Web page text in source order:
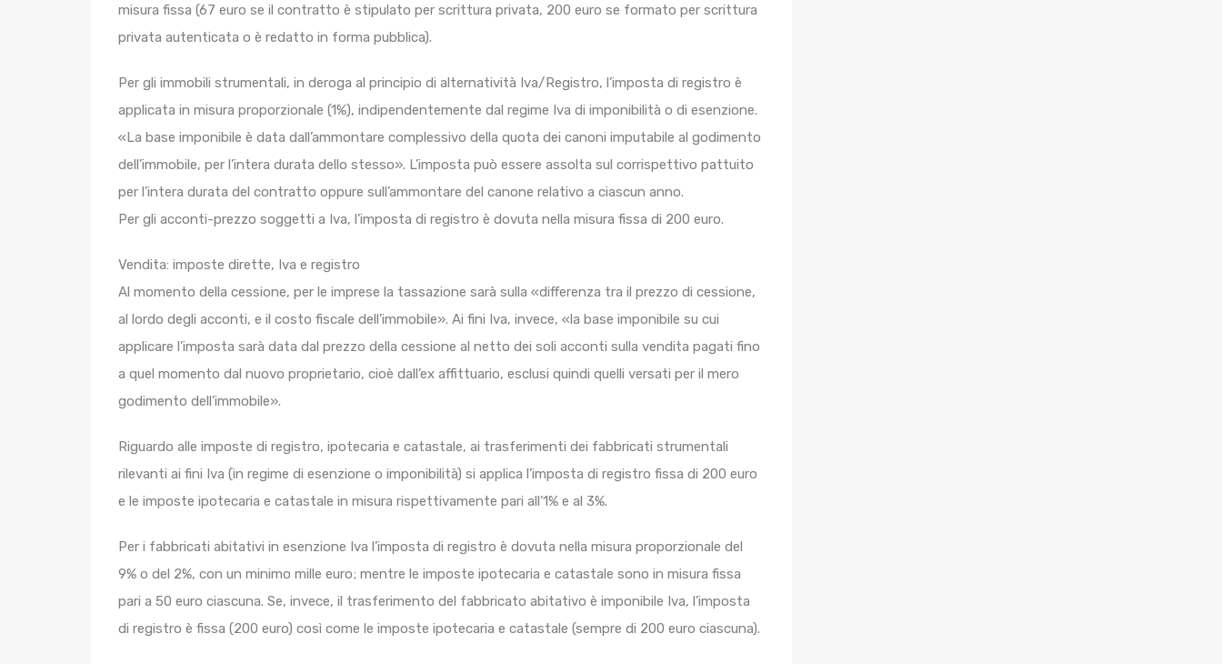
misura fissa (67 euro se il contratto è stipulato per scrittura privata, 200 euro se formato per scrittura
privata autenticata o è redatto in forma pubblica).
Per gli immobili strumentali, in deroga al principio di alternatività Iva/Registro, l’imposta di registro è
applicata in misura proporzionale (1%), indipendentemente dal regime Iva di imponibilità o di esenzione.
«La base imponibile è data dall’ammontare complessivo della quota dei canoni imputabile al godimento
dell’immobile, per l’intera durata dello stesso». L’imposta può essere assolta sul corrispettivo pattuito
per l’intera durata del contratto oppure sull’ammontare del canone relativo a ciascun anno.
Per gli acconti-prezzo soggetti a Iva, l’imposta di registro è dovuta nella misura fissa di 200 euro.
Vendita: imposte dirette, Iva e registro
Al momento della cessione, per le imprese la tassazione sarà sulla «differenza tra il prezzo di cessione,
al lordo degli acconti, e il costo fiscale dell’immobile». Ai fini Iva, invece, «la base imponibile su cui
applicare l’imposta sarà data dal prezzo della cessione al netto dei soli acconti sulla vendita pagati fino
a quel momento dal nuovo proprietario, cioè dall’ex affittuario, esclusi quindi quelli versati per il mero
godimento dell’immobile».
Riguardo alle imposte di registro, ipotecaria e catastale, ai trasferimenti dei fabbricati strumentali
rilevanti ai fini Iva (in regime di esenzione o imponibilità) si applica l’imposta di registro fissa di 200 euro
e le imposte ipotecaria e catastale in misura rispettivamente pari all’1% e al 3%.
Per i fabbricati abitativi in esenzione Iva l’imposta di registro è dovuta nella misura proporzionale del
9% o del 2%, con un minimo mille euro; mentre le imposte ipotecaria e catastale sono in misura fissa
pari a 50 euro ciascuna. Se, invece, il trasferimento del fabbricato abitativo è imponibile Iva, l’imposta
di registro è fissa (200 euro) così come le imposte ipotecaria e catastale (sempre di 200 euro ciascuna).